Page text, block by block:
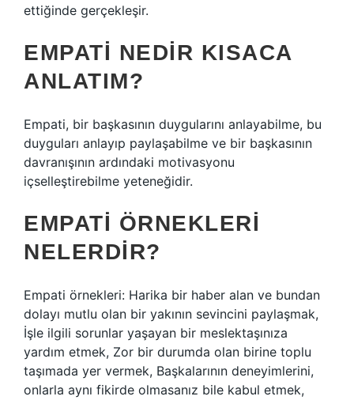
ettiğinde gerçekleşir.
EMPATI NEDIR KISACA
ANLATIM?
Empati, bir başkasının duygularını anlayabilme, bu
duyguları anlayıp paylaşabilme ve bir başkasının
davranışının ardındaki motivasyonu
içselleştirebilme yeteneğidir.
EMPATI ÖRNEKLERI
NELERDIR?
Empati örnekleri: Harika bir haber alan ve bundan
dolayı mutlu olan bir yakının sevincini paylaşmak,
İşle ilgili sorunlar yaşayan bir meslektaşınıza
yardım etmek, Zor bir durumda olan birine toplu
taşımada yer vermek, Başkalarının deneyimlerini,
onlarla aynı fikirde olmasanız bile kabul etmek,